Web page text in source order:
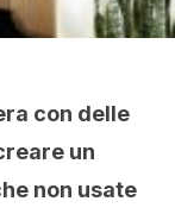
con delle
un
non usate